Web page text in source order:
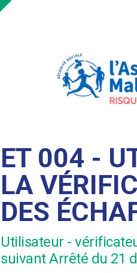
ET 004 -
LA
DES
Utilisateur -
suivant Arrêté du 21